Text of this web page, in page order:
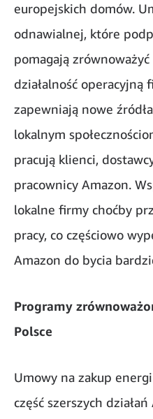
europejskich domów.
odnawialnej, które
pomagają
działalność operacyjną
zapewniają nowe
lokalnym
pracują klienci,
pracownicy Amazon.
lokalne firmy choćby
pracy, co częściowo
Amazon do bycia
Programy
Polsce
Umowy na zakup
część szerszych